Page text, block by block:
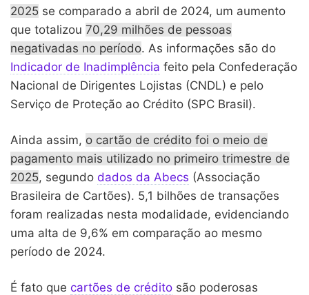
2025 se comparado a abril de 2024, um aumento
que totalizou 70,29 milhões de pessoas
negativadas no período. As informações são do
Indicador de Inadimplência feito pela Confederação
Nacional de Dirigentes Lojistas (CNDL) e pelo
Serviço de Proteção ao Crédito (SPC Brasil).
Ainda assim, o cartão de crédito foi o meio de
pagamento mais utilizado no primeiro trimestre de
2025, segundo dados da Abecs (Associação
Brasileira de Cartões). 5,1 bilhões de transações
foram realizadas nesta modalidade, evidenciando
uma alta de 9,6% em comparação ao mesmo
período de 2024.
É fato que cartões de crédito são poderosas